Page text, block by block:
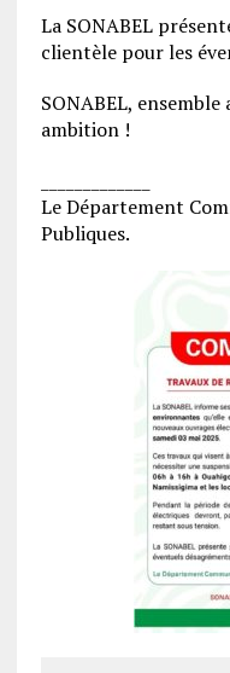
La SONABEL
clientèle pour les
SONABEL, ensemble
ambition !
Le Département
Publiques.